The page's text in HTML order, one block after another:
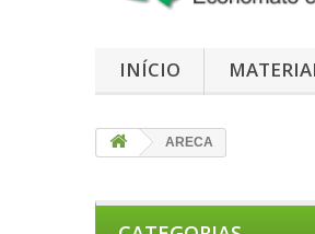
INÍCIO
ARECA